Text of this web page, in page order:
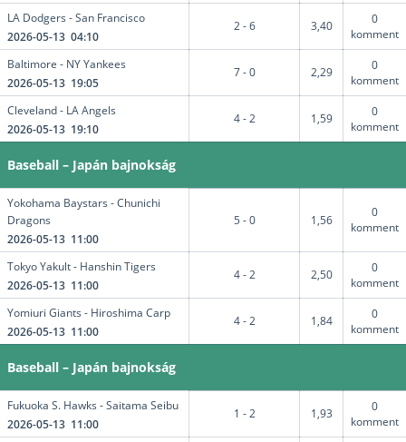
LA Dodgers - San Francisco
2026-05-13 04:10
2 - 6 3,40
0
komment
Baltimore - NY Yankees
2026-05-13 19:05
7 - 0 2,29
0
komment
Cleveland - LA Angels
2026-05-13 19:10
4 - 2 1,59
0
komment
Baseball – Japán bajnokság
Yokohama Baystars - Chunichi
Dragons
2026-05-13 11:00
5 - 0 1,56
0
komment
Tokyo Yakult - Hanshin Tigers
2026-05-13 11:00
4 - 2 2,50
0
komment
Yomiuri Giants - Hiroshima Carp
2026-05-13 11:00
4 - 2 1,84
0
komment
Baseball – Japán bajnokság
Fukuoka S. Hawks - Saitama Seibu
2026-05-13 11:00
1 - 2 1,93
0
komment